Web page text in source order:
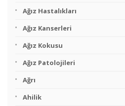
Ağız Hastalıkları
Ağız Kanserleri
Ağız Kokusu
Ağız Patolojileri
Ağrı
Ahilik